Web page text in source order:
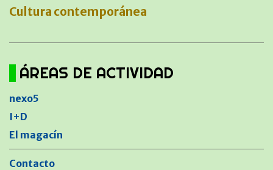
Cultura contemporánea
ÁREAS DE ACTIVIDAD
nexo5
I+D
El magacín
Contacto